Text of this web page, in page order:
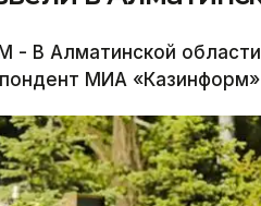
Алматинской
МИА «Казинформ»